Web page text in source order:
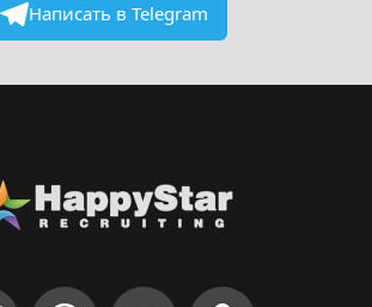
Написать в Telegram